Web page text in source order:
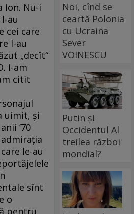
Ion. Nu-i
au
cei care
l-au
„decît“
I-am
citit
uimit, şi
’70
le-au
sînt
o
pentru
Noi, cînd se
ceartă Polonia
cu Ucraina
Sever
VOINESCU
Putin și
Occidentul Al
treilea război
mondial?